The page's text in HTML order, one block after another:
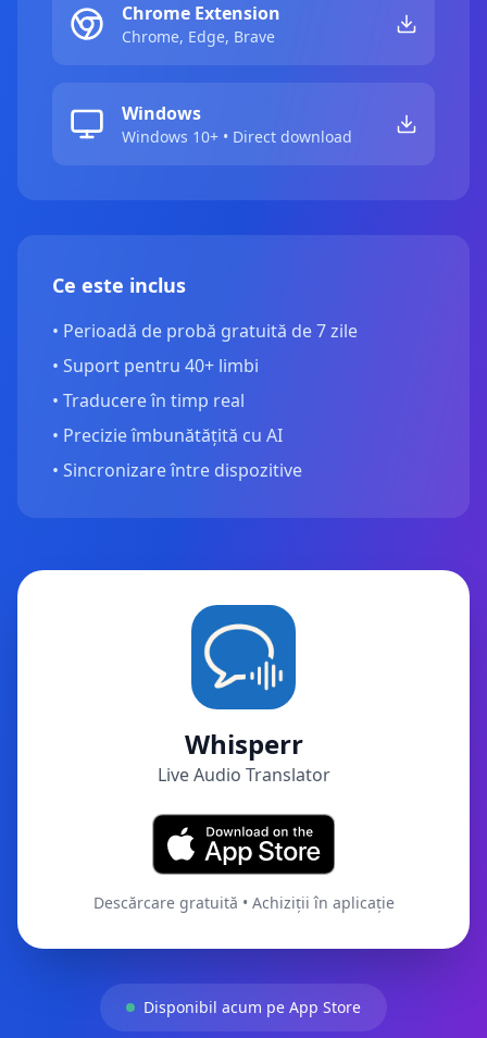
Chrome Extension
Chrome, Edge, Brave
Windows
Windows 10+ • Direct download
Ce este inclus
• Perioadă de probă gratuită de 7 zile
• Suport pentru 40+ limbi
• Traducere în timp real
• Precizie îmbunătățită cu AI
• Sincronizare între dispozitive
Whisperr
Live Audio Translator
Descărcare gratuită • Achiziții în aplicație
Disponibil acum pe App Store